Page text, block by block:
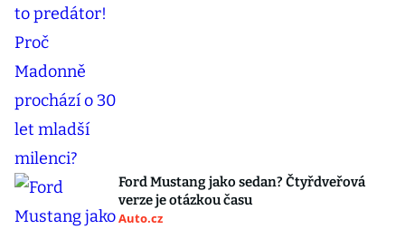
Ford Mustang jako sedan? Čtyřdveřová
verze je otázkou času
Auto.cz